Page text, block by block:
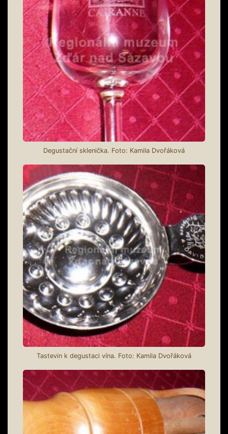
Degustační sklenička. Foto: Kamila Dvořáková
Tastevin k degustaci vína. Foto: Kamila Dvořáková